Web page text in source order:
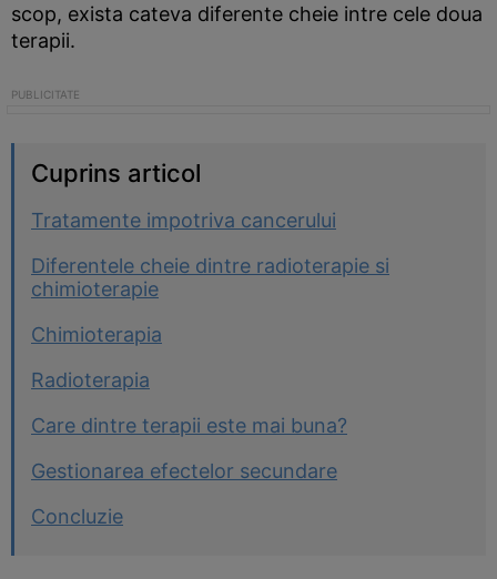
scop, exista cateva diferente cheie intre cele doua
terapii.
Cuprins articol
Tratamente impotriva cancerului
Diferentele cheie dintre radioterapie si
chimioterapie
Chimioterapia
Radioterapia
Care dintre terapii este mai buna?
Gestionarea efectelor secundare
Concluzie